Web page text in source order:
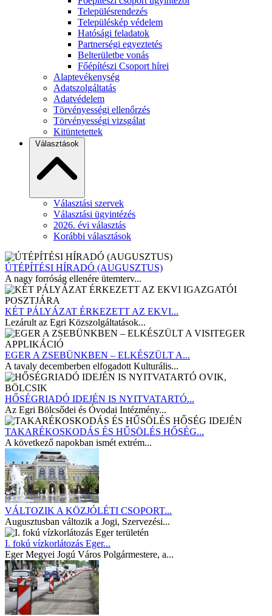
Településrendezés
Településkép védelem
Hatósági feladatok
Partnerségi egyeztetés
Belterületbe vonás
Főépítészi Csoport hírei
Alaptevékenység
Adatszolgáltatás
Adatvédelem
Törvényességi ellenőrzés
Törvényességi vizsgálat
Kitüntetettek
Választások
Választási szervek
Választási ügyintézés
2026. évi választás
Korábbi választások
ÚTÉPÍTÉSI HÍRADÓ (AUGUSZTUS)
A nagy forróság ellenére ütemterv...
KÉT PÁLYÁZAT ÉRKEZETT AZ EKVI...
Lezárult az Egri Közszolgáltatások...
EGER A ZSEBÜNKBEN – ELKÉSZÜLT A...
A tavaly decemberben elfogadott Kulturális...
HŐSÉGRIADÓ IDEJÉN IS NYITVATARTÓ...
Az Egri Bölcsődei és Óvodai Intézmény...
TAKARÉKOSKODÁS ÉS HŰSÖLÉS HŐSÉG...
A következő napokban ismét extrém...
VÁLTOZIK A KÖZJÓLÉTI CSOPORT...
Augusztusban változik a Jogi, Szervezési...
I. fokú vízkorlátozás Eger...
Eger Megyei Jogú Város Polgármestere, a...